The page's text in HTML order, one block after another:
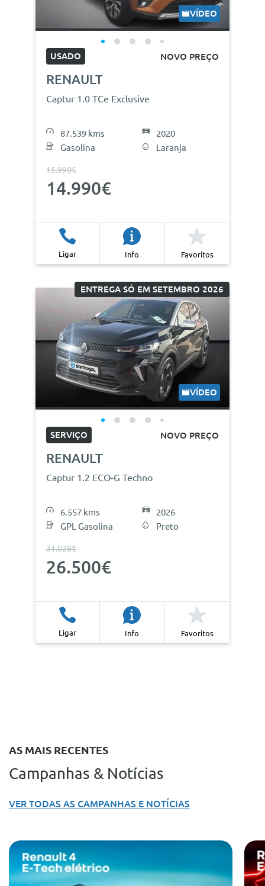
VÍDEO
USADO NOVO PREÇO
RENAULT
Captur 1.0 TCe Exclusive
87.539 kms
Gasolina
2020
Laranja
15.990€
14.990€
Ligar Info Favoritos
ENTREGA SÓ EM SETEMBRO 2026
VÍDEO
SERVIÇO NOVO PREÇO
RENAULT
Captur 1.2 ECO-G Techno
6.557 kms
GPL Gasolina
2026
Preto
31.028€
26.500€
Ligar Info Favoritos
AS MAIS RECENTES
Campanhas & Notícias
VER TODAS AS CAMPANHAS E NOTÍCIAS